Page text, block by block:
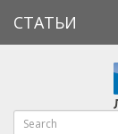
СТАТЬИ